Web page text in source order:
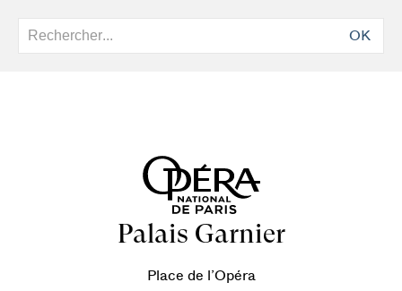
OK
Palais Garnier
Place de l’Opéra